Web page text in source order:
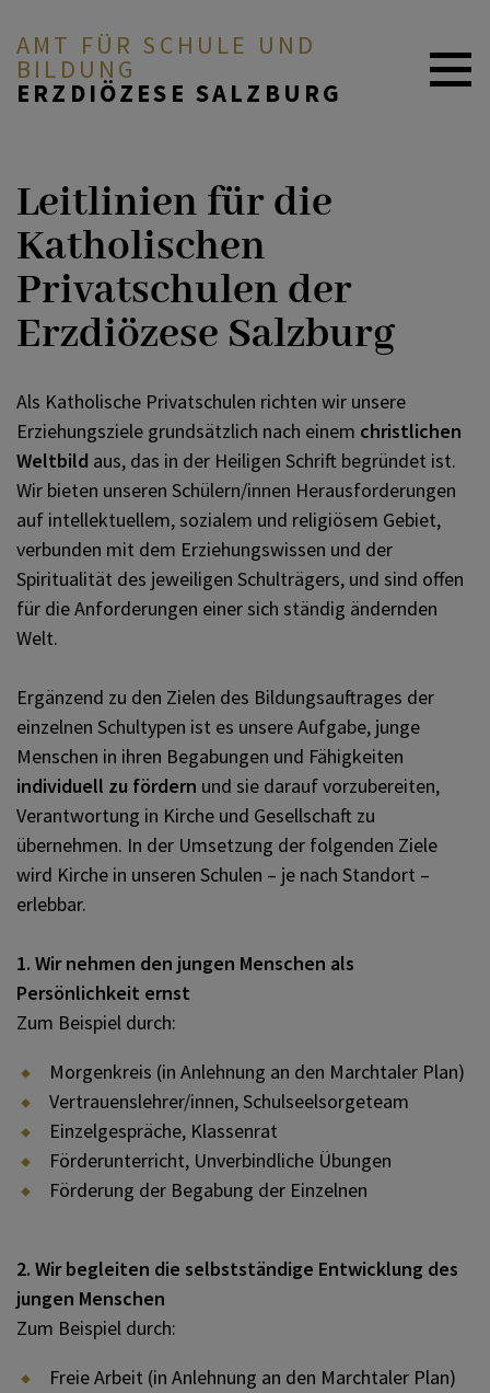
AMT FÜR SCHULE UND
BILDUNG
ERZDIÖZESE SALZBURG
Offene Stellen
Wir über uns
Religionsunterricht
Katholische Privatschulen
in der EDS
Allgemein
Standorte
Leitlinien KPS
Homepage KPS der EDS
Marchtalpädagogik
Kontakt
Schulpastorales Angebot
Kindergarten
Vernetzt: Zeitschrift der
Religionslehrer
Leitlinien für die
Katholischen
Privatschulen der
Erzdiözese Salzburg
Als Katholische Privatschulen richten wir unsere
Erziehungsziele grundsätzlich nach einem christlichen
Weltbild aus, das in der Heiligen Schrift begründet ist.
Wir bieten unseren Schülern/innen Herausforderungen
auf intellektuellem, sozialem und religiösem Gebiet,
verbunden mit dem Erziehungswissen und der
Spiritualität des jeweiligen Schulträgers, und sind offen
für die Anforderungen einer sich ständig ändernden
Welt.
Ergänzend zu den Zielen des Bildungsauftrages der
einzelnen Schultypen ist es unsere Aufgabe, junge
Menschen in ihren Begabungen und Fähigkeiten
individuell zu fördern und sie darauf vorzubereiten,
Verantwortung in Kirche und Gesellschaft zu
übernehmen. In der Umsetzung der folgenden Ziele
wird Kirche in unseren Schulen – je nach Standort –
erlebbar.
1. Wir nehmen den jungen Menschen als
Persönlichkeit ernst
Zum Beispiel durch:
Morgenkreis (in Anlehnung an den Marchtaler Plan)
Vertrauenslehrer/innen, Schulseelsorgeteam
Einzelgespräche, Klassenrat
Förderunterricht, Unverbindliche Übungen
Förderung der Begabung der Einzelnen
2. Wir begleiten die selbstständige Entwicklung des
jungen Menschen
Zum Beispiel durch:
Freie Arbeit (in Anlehnung an den Marchtaler Plan)